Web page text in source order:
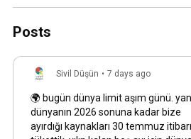
Posts
Sivil Düşün • 7 days ago
🌍 bugün dünya limit aşım günü.
dünyanın 2026 sonuna kadar bize
ayırdığı kaynakları 30 temmuz